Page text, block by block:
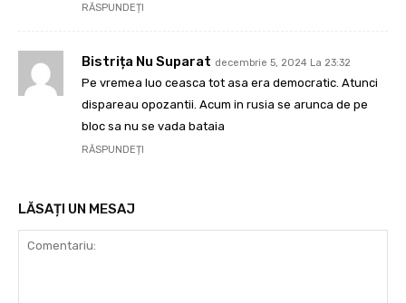
RĂSPUNDEȚI
Bistrița Nu Suparat decembrie 5, 2024 La 23:32
Pe vremea luo ceasca tot asa era democratic. Atunci
dispareau opozantii. Acum in rusia se arunca de pe
bloc sa nu se vada bataia
RĂSPUNDEȚI
LĂSAȚI UN MESAJ